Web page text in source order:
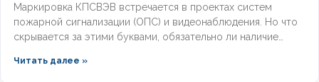
Маркировка КПСВЭВ встречается в проектах систем
пожарной сигнализации (ОПС) и видеонаблюдения. Но что
скрывается за этими буквами, обязательно ли наличие
требованиям СП и ГОСТ? Разберём полную расшифровку,
Читать далее »